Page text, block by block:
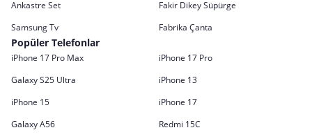
Ankastre Set
Fakir Dikey Süpürge
Samsung Tv
Fabrika Çanta
Popüler Telefonlar
iPhone 17 Pro Max
iPhone 17 Pro
Galaxy S25 Ultra
iPhone 13
iPhone 15
iPhone 17
Galaxy A56
Redmi 15C